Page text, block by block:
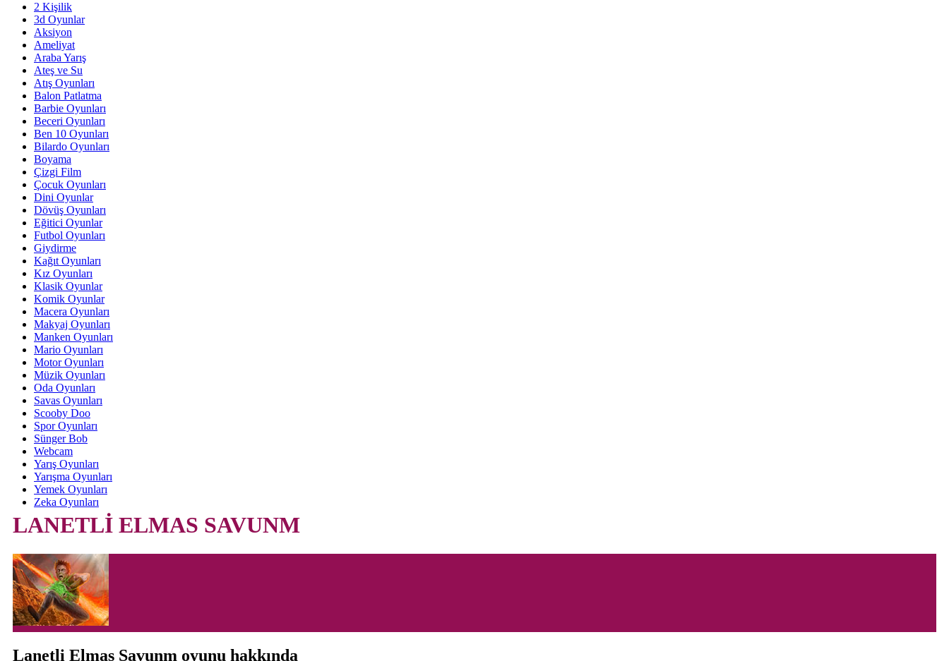
2 Kişilik
3d Oyunlar
Aksiyon
Ameliyat
Araba Yarış
Ateş ve Su
Atış Oyunları
Balon Patlatma
Barbie Oyunları
Beceri Oyunları
Ben 10 Oyunları
Bilardo Oyunları
Boyama
Çizgi Film
Çocuk Oyunları
Dini Oyunlar
Dövüş Oyunları
Eğitici Oyunlar
Futbol Oyunları
Giydirme
Kağıt Oyunları
Kız Oyunları
Klasik Oyunlar
Komik Oyunlar
Macera Oyunları
Makyaj Oyunları
Manken Oyunları
Mario Oyunları
Motor Oyunları
Müzik Oyunları
Oda Oyunları
Savas Oyunları
Scooby Doo
Spor Oyunları
Sünger Bob
Webcam
Yarış Oyunları
Yarışma Oyunları
Yemek Oyunları
Zeka Oyunları
LANETLİ ELMAS SAVUNM
Lanetli Elmas Savunm oyunu hakkında